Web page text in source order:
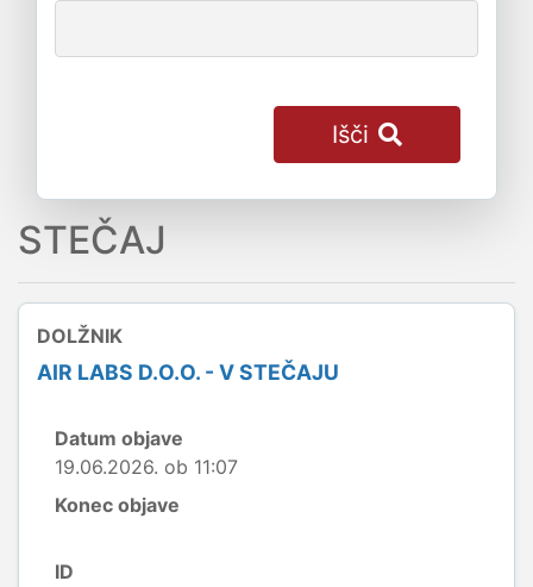
Išči
STEČAJ
DOLŽNIK
AIR LABS D.O.O. - V STEČAJU
Datum objave
19.06.2026. ob 11:07
Konec objave
ID